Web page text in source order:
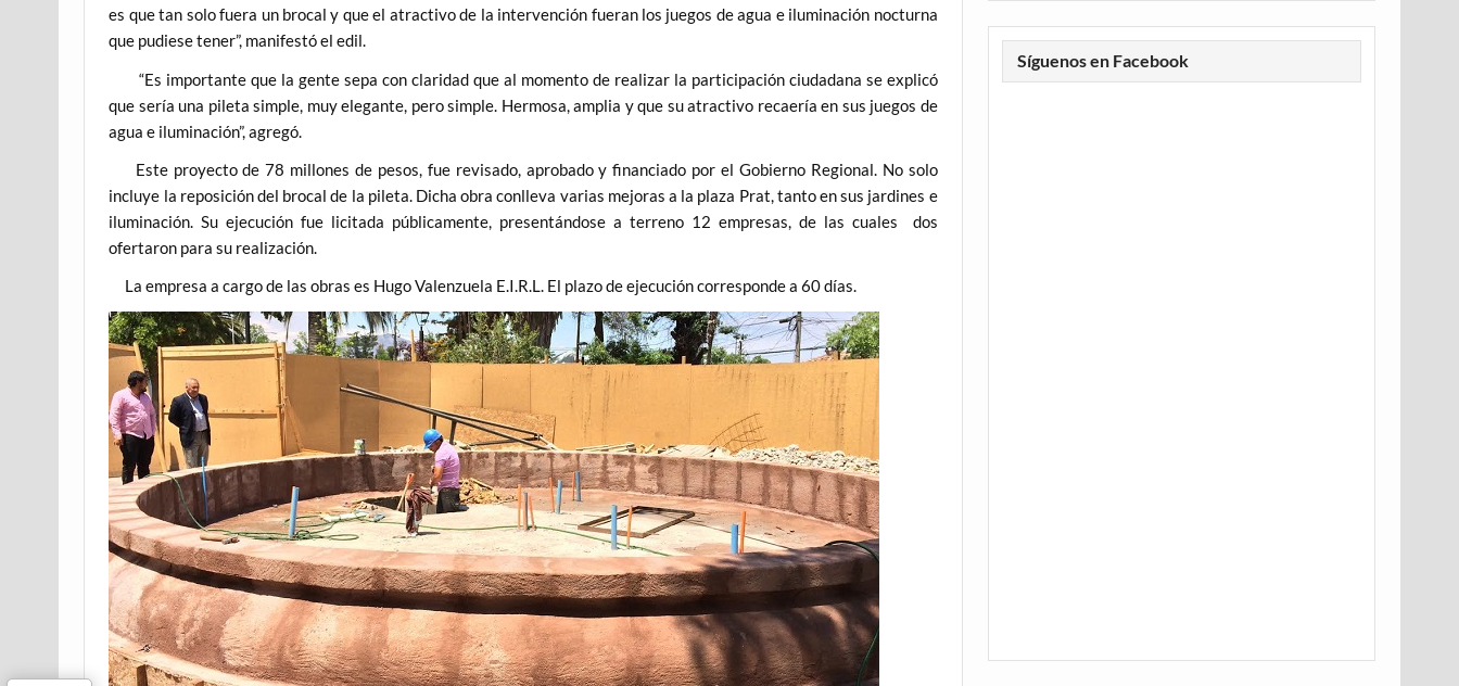
es que tan solo fuera un brocal y que el atractivo de la intervención fueran los juegos de agua e iluminación nocturna
que pudiese tener”, manifestó el edil.
“Es importante que la gente sepa con claridad que al momento de realizar la participación ciudadana se explicó
que sería una pileta simple, muy elegante, pero simple. Hermosa, amplia y que su atractivo recaería en sus juegos de
agua e iluminación”, agregó.
Este proyecto de 78 millones de pesos, fue revisado, aprobado y financiado por el Gobierno Regional. No solo
incluye la reposición del brocal de la pileta. Dicha obra conlleva varias mejoras a la plaza Prat, tanto en sus jardines e
iluminación. Su ejecución fue licitada públicamente, presentándose a terreno 12 empresas, de las cuales dos
ofertaron para su realización.
La empresa a cargo de las obras es Hugo Valenzuela E.I.R.L. El plazo de ejecución corresponde a 60 días.
Síguenos en Facebook